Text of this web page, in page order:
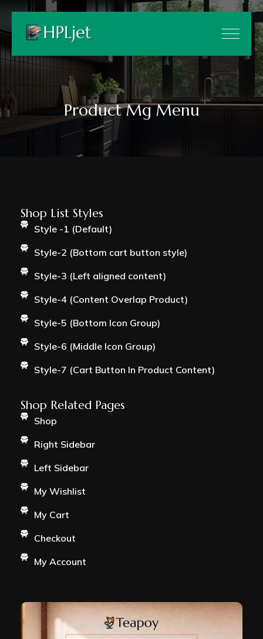
Product Mg Menu
Shop List Styles
Style -1 (Default)
Style-2 (Bottom cart button style)
Style-3 (Left aligned content)
Style-4 (Content Overlap Product)
Style-5 (Bottom Icon Group)
Style-6 (Middle Icon Group)
Style-7 (Cart Button In Product Content)
Shop Related Pages
Shop
Right Sidebar
Left Sidebar
My Wishlist
My Cart
Checkout
My Account